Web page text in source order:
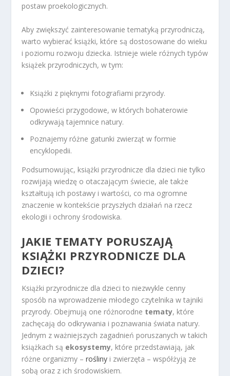
postaw proekologicznych.
Aby zwiększyć zainteresowanie tematyką przyrodniczą,
warto wybierać książki, które są dostosowane do wieku
i poziomu rozwoju dziecka. Istnieje wiele różnych typów
książek przyrodniczych, w tym:
Książki z pięknymi fotografiami przyrody.
Opowieści przygodowe, w których bohaterowie
odkrywają tajemnice natury.
Poznajemy różne gatunki zwierząt w formie
encyklopedii.
Podsumowując, książki przyrodnicze dla dzieci nie tylko
rozwijają wiedzę o otaczającym świecie, ale także
kształtują ich postawy i wartości, co ma ogromne
znaczenie w kontekście przyszłych działań na rzecz
ekologii i ochrony środowiska.
JAKIE TEMATY PORUSZAJĄ
KSIĄŻKI PRZYRODNICZE DLA
DZIECI?
Książki przyrodnicze dla dzieci to niezwykle cenny
sposób na wprowadzenie młodego czytelnika w tajniki
przyrody. Obejmują one różnorodne tematy, które
zachęcają do odkrywania i poznawania świata natury.
Jednym z ważniejszych zagadnień poruszanych w takich
książkach są ekosystemy, które przedstawiają, jak
różne organizmy –rośliny i zwierzęta – współżyją ze
sobą oraz z ich środowiskiem.